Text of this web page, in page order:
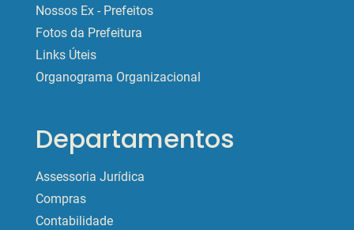
Nossos Ex - Prefeitos
Fotos da Prefeitura
Links Úteis
Organograma Organizacional
Departamentos
Assessoria Jurídica
Compras
Contabilidade